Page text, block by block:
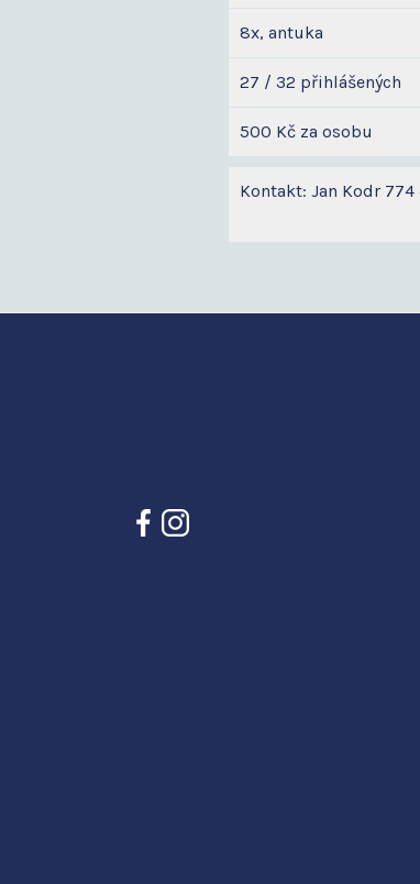
8x, antuka
27 / 32 přihlášených
500 Kč za osobu
Kontakt: Jan Kodr 774